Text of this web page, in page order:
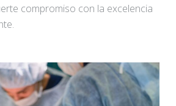
compromiso con la excelencia